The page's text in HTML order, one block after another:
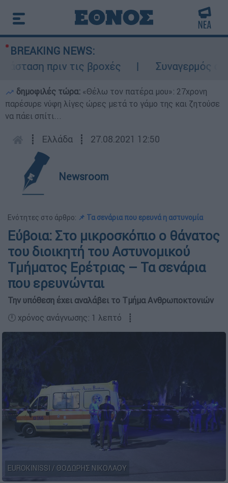
BREAKING NEWS:
πριν τις βροχές
Συναγερμός στον
δημοφιλές τώρα: «Θέλω τον πατέρα μου»: 27χρονη
παρέσυρε νύφη λίγες ώρες μετά το γάμο της και ζητούσε
να πάει σπίτι...
┋ Ελλάδα ┋ 27.08.2021 12:50
Newsroom
Ενότητες στο άρθρο: 📌 Τα σενάρια που ερευνά η αστυνομία
Εύβοια: Στο μικροσκόπιο ο θάνατος
του διοικητή του Αστυνομικού
Τμήματος Ερέτριας – Τα σενάρια
που ερευνώνται
Την υπόθεση έχει αναλάβει το Τμήμα Ανθρωποκτονιών
🕛 χρόνος ανάγνωσης: 1 λεπτό ┋
EUROKINISSI / ΘΟΔΩΡΗΣ ΝΙΚΟΛΑΟΥ